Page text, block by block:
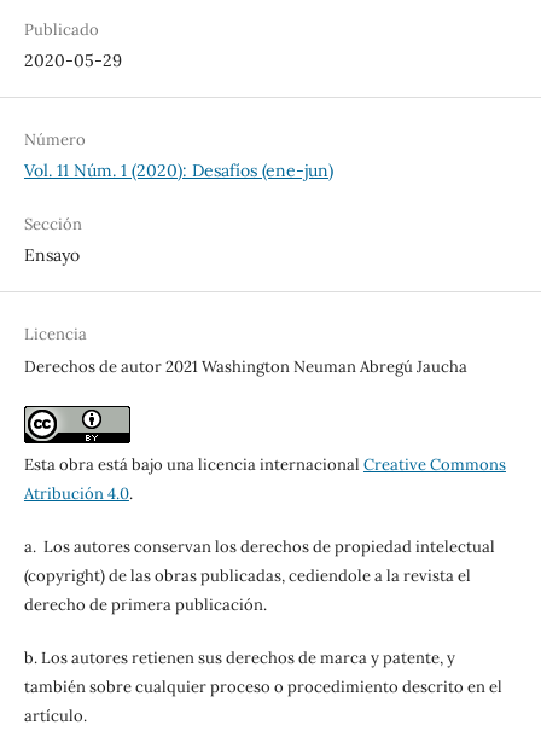
Publicado
2020-05-29
Número
Vol. 11 Núm. 1 (2020): Desafíos (ene-jun)
Sección
Ensayo
Licencia
Derechos de autor 2021 Washington Neuman Abregú Jaucha
Esta obra está bajo una licencia internacional Creative Commons
Atribución 4.0.
a. Los autores conservan los derechos de propiedad intelectual
(copyright) de las obras publicadas, cediendole a la revista el
derecho de primera publicación.
b. Los autores retienen sus derechos de marca y patente, y
también sobre cualquier proceso o procedimiento descrito en el
artículo.